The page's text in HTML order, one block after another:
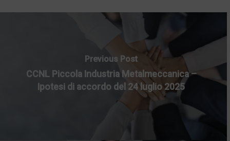
Previous Post
CCNL Piccola Industria Metalmeccanica –
Ipotesi di accordo del 24 luglio 2025